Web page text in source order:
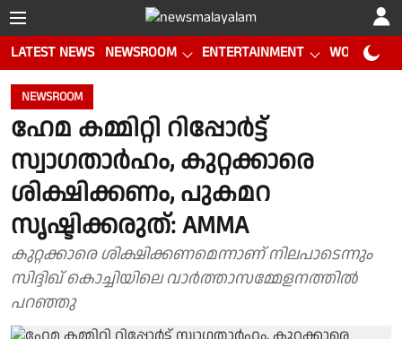
LATEST NEWS NEWSROOM ENTERTAINMENT WORLD CUP
NEWSROOM
ഹേമ കമ്മിറ്റി റിപ്പോർട്ട്
സ്വാഗതാർഹം, കുറ്റക്കാരെ
ശിക്ഷിക്കണം, പുകമറ
സൃഷ്ടിക്കരുത്: AMMA
കുറ്റക്കാരെ ശിക്ഷിക്കണമെന്നാണ് നിലപാടെന്നും
സിദ്ദിഖ് കൊച്ചിയിലെ വാർത്താസമ്മേളനത്തിൽ
പറഞ്ഞു